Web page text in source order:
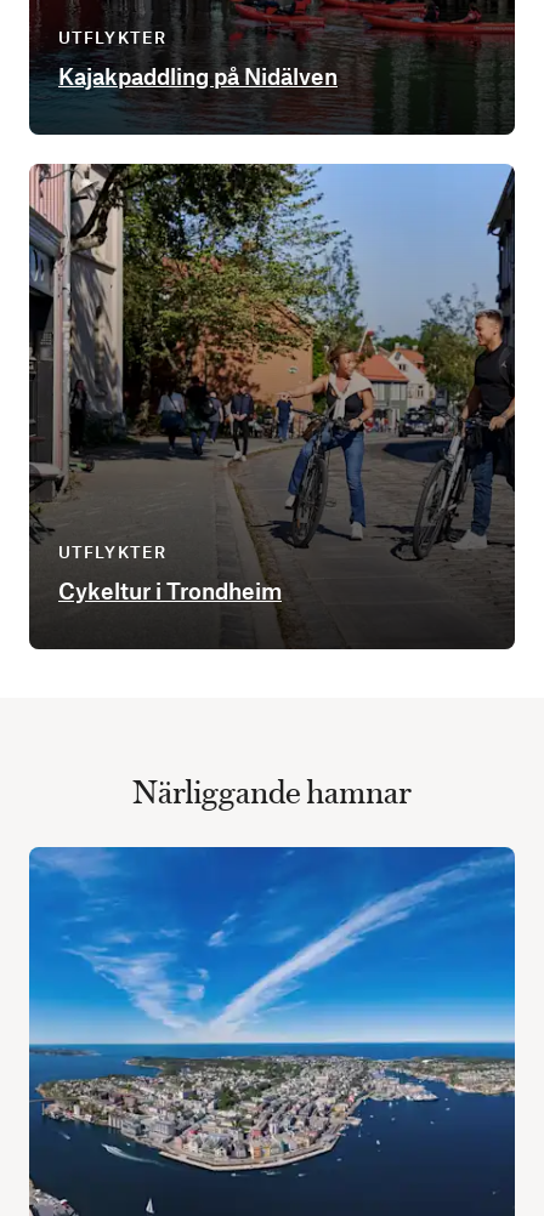
UTFLYKTER
Kajakpaddling på Nidälven
UTFLYKTER
Cykeltur i Trondheim
Närliggande hamnar